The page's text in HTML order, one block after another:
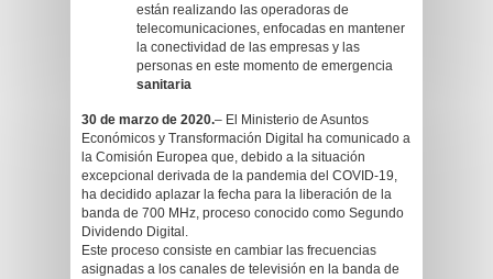
están realizando las operadoras de
telecomunicaciones, enfocadas en mantener
la conectividad de las empresas y las
personas en este momento de emergencia
sanitaria
30 de marzo de 2020.– El Ministerio de Asuntos
Económicos y Transformación Digital ha comunicado a
la Comisión Europea que, debido a la situación
excepcional derivada de la pandemia del COVID-19,
ha decidido aplazar la fecha para la liberación de la
banda de 700 MHz, proceso conocido como Segundo
Dividendo Digital.
Este proceso consiste en cambiar las frecuencias
asignadas a los canales de televisión en la banda de